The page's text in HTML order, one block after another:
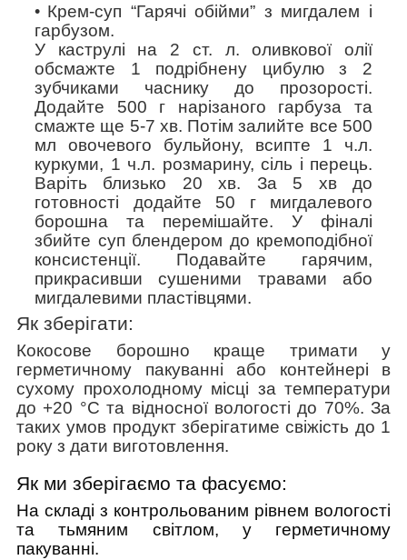
Крем-суп “Гарячі обійми” з мигдалем і
гарбузом.
У каструлі на 2 ст. л. оливкової олії
обсмажте 1 подрібнену цибулю з 2
зубчиками часнику до прозорості.
Додайте 500 г нарізаного гарбуза та
смажте ще 5-7 хв. Потім залийте все 500
мл овочевого бульйону, всипте 1 ч.л.
куркуми, 1 ч.л. розмарину, сіль і перець.
Варіть близько 20 хв. За 5 хв до
готовності додайте 50 г мигдалевого
борошна та перемішайте. У фіналі
збийте суп блендером до кремоподібної
консистенції. Подавайте гарячим,
прикрасивши сушеними травами або
мигдалевими пластівцями.
Як зберігати:
Кокосове борошно краще тримати у
герметичному пакуванні або контейнері в
сухому прохолодному місці за температури
до +20 °C та відносної вологості до 70%. За
таких умов продукт зберігатиме свіжість до 1
року з дати виготовлення.
Як ми зберігаємо та фасуємо:
На складі з контрольованим рівнем вологості
та тьмяним світлом, у герметичному
пакуванні.